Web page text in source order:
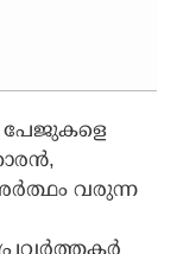
പേജുകളെ
വരുന്ന